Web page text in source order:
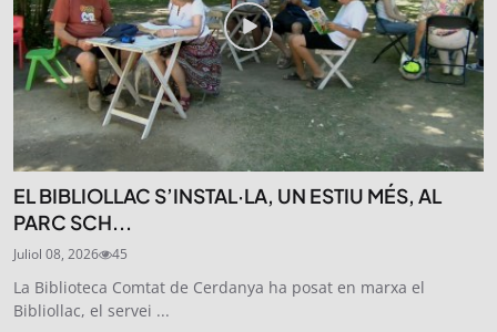
EL BIBLIOLLAC S’INSTAL·LA, UN ESTIU MÉS, AL
PARC SCH...
Juliol 08, 2026 45
La Biblioteca Comtat de Cerdanya ha posat en marxa el
Bibliollac, el servei ...